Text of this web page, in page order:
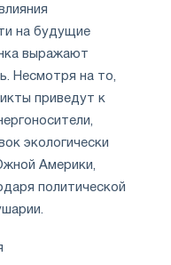
на будущие
выражают
Несмотря на то,
приведут к
экологически
Америки,
политической